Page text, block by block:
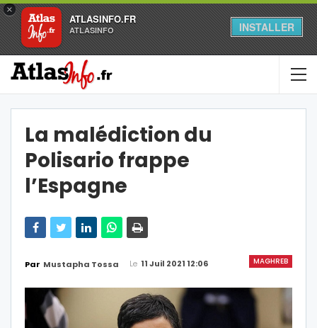
×
ATLASINFO.FR
ATLASINFO INSTALLER
La malédiction du
Polisario frappe
l’Espagne
MAGHREB
Par Mustapha Tossa Le 11 Juil 2021 12:06